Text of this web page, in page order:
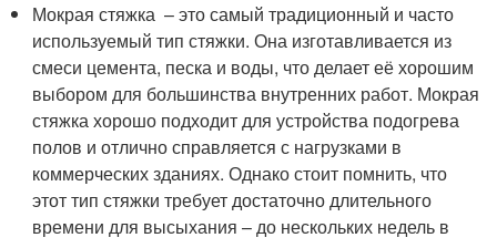
Мокрая стяжка – это самый традиционный и часто
используемый тип стяжки. Она изготавливается из
смеси цемента, песка и воды, что делает её хорошим
выбором для большинства внутренних работ. Мокрая
стяжка хорошо подходит для устройства подогрева
полов и отлично справляется с нагрузками в
коммерческих зданиях. Однако стоит помнить, что
этот тип стяжки требует достаточно длительного
времени для высыхания – до нескольких недель в